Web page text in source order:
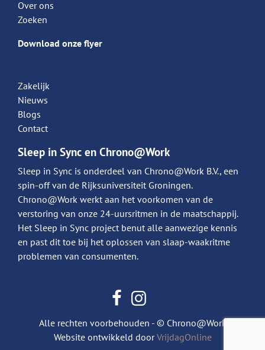
Over ons
Zoeken
Download onze flyer
Zakelijk
Nieuws
Blogs
Contact
Sleep in Sync en Chrono@Work
Sleep in Sync is onderdeel van Chrono@Work B.V., een
spin-off van de Rijksuniversiteit Groningen.
Chrono@Work werkt aan het voorkomen van de
verstoring van onze 24-uursritmen in de maatschappij.
Het Sleep in Sync project benut alle aanwezige kennis
en past dit toe bij het oplossen van slaap-waakritme
problemen van consumenten.
Alle rechten voorbehouden - © Chrono@Work
Website ontwikkeld doorVrijdagOnline